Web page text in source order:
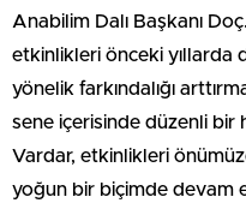
Anabilim Dalı Başkanı
etkinlikleri önceki yıllarda
yönelik farkındalığı
sene içerisinde düzenli bir
Vardar, etkinlikleri
yoğun bir biçimde devam